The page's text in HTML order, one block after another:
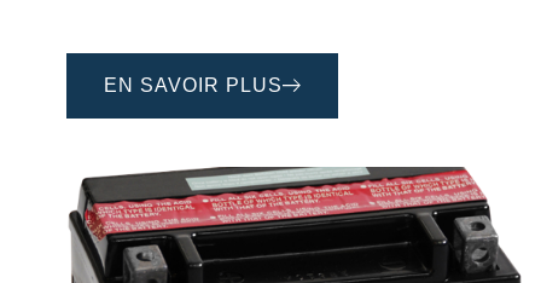
EN SAVOIR PLUS